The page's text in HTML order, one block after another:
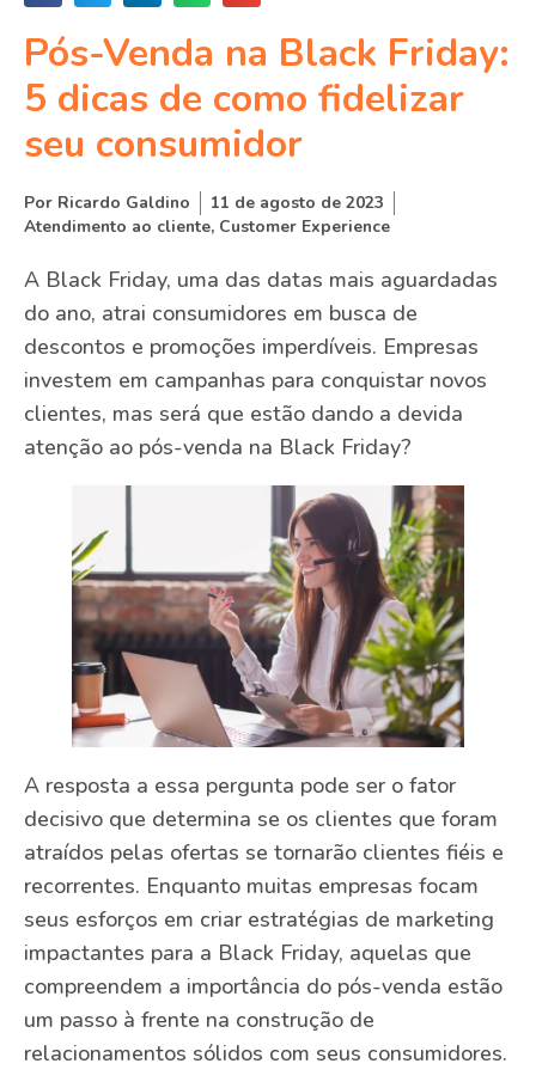
Pós-Venda na Black Friday:
5 dicas de como fidelizar
seu consumidor
Por Ricardo Galdino
11 de agosto de 2023
Atendimento ao cliente, Customer Experience
A Black Friday, uma das datas mais aguardadas
do ano, atrai consumidores em busca de
descontos e promoções imperdíveis. Empresas
investem em campanhas para conquistar novos
clientes, mas será que estão dando a devida
atenção ao pós-venda na Black Friday?
A resposta a essa pergunta pode ser o fator
decisivo que determina se os clientes que foram
atraídos pelas ofertas se tornarão clientes fiéis e
recorrentes. Enquanto muitas empresas focam
seus esforços em criar estratégias de marketing
impactantes para a Black Friday, aquelas que
compreendem a importância do pós-venda estão
um passo à frente na construção de
relacionamentos sólidos com seus consumidores.